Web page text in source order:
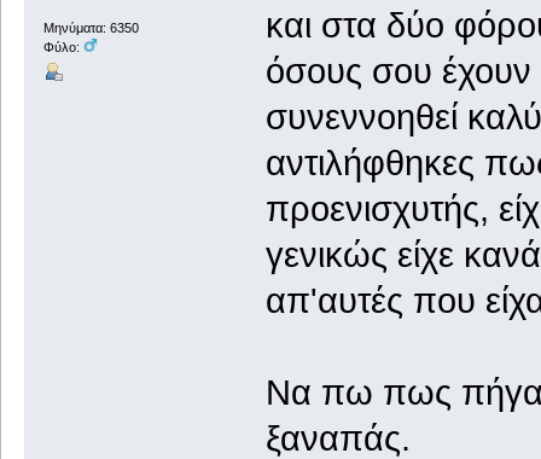
Μηνύματα: 6350
Φύλο:
και στα δύο
όσους σου
συνεννοηθεί
αντιλήφθηκες
προενισχυτής,
γενικώς είχε
απ'αυτές που
Να πω πως
ξαναπάς.